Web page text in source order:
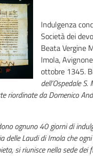
Indulgenza
Società dei
Beata Vergine
Imola,
ottobre 1345.
dell’Ospedale
riordinate da Domenico
ognuno 40 giorni di
delle Laudi di Imola che
si riunisce nella sede dei